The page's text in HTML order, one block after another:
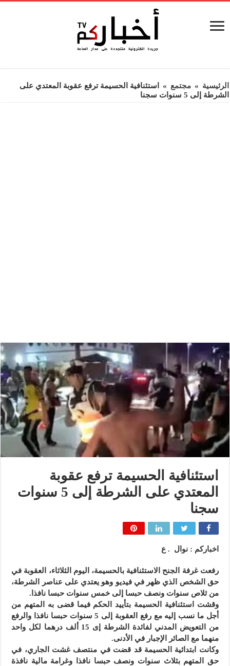
الرئيسية » مجتمع »
استئنافية الحسيمة ترفع عقوبة المعتدي على
الشرطة إلى 5 سنوات سجنا
استئنافية الحسيمة ترفع عقوبة
المعتدي على الشرطة إلى 5 سنوات
سجنا
اخباركم : نوال . ع
رفعت غرفة الجنح الاستئنافية بالحسيمة، اليوم الثلاثاء، العقوبة في
حق الشخص الذي ظهر في فيديو وهو يعتدي على عناصر الشرطة،
من ثلاص سنوات ونصف حبسا إلى خمس سنوات حبسا نافذا.
وقشت استئنافية الحسيمة بتأييد الحكم فيما قضى به المتهم من
أجل ما نسب إليه مع رفع العقوبة إلى 5 سنوات حبسا نافذا والرفع
من التعويض المدني لفائدة الشرطة إى 15 ألف درهما لكل واحد
منهما مع الصائر الإجبار في الأدنى.
وكانت ابتدائية الحسيمة قد قضت في منتصف غشت الجاري، في
حق المتهم بثلاث سنوات ونصف حبسا نافذا وغرامة مالية نافذة